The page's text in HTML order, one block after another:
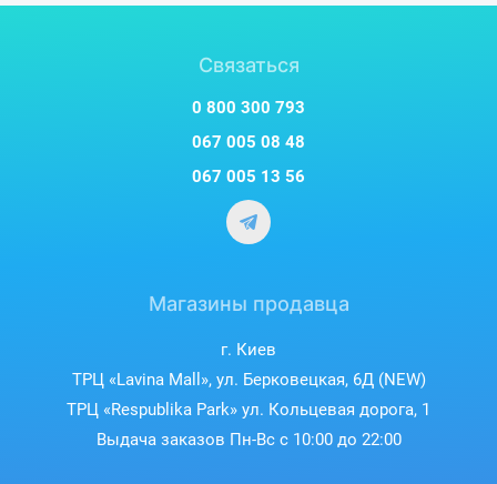
Связаться
0 800 300 793
067 005 08 48
067 005 13 56
Магазины продавца
г. Киев
ТРЦ «Lavina Mall», ул. Берковецкая, 6Д (NEW)
ТРЦ «Respublika Park» ул. Кольцевая дорога, 1
Выдача заказов Пн-Вс с 10:00 до 22:00